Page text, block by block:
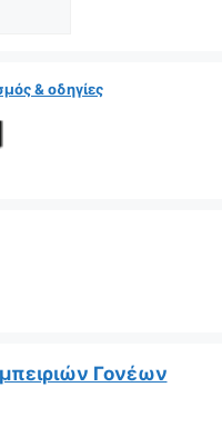
& οδηγίες
Γονέων